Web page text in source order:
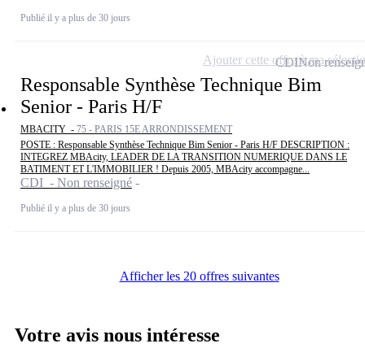
Publié il y a plus de 30 jours
Responsable Synthèse Technique Bim
Senior - Paris H/F
MBACITY - 75 - PARIS 15E ARRONDISSEMENT
POSTE : Responsable Synthèse Technique Bim Senior - Paris H/F DESCRIPTION :
INTEGREZ MBAcity, LEADER DE LA TRANSITION NUMERIQUE DANS LE
BATIMENT ET L'IMMOBILIER ! Depuis 2005, MBAcity accompagne...
CDI - Non renseigné
Publié il y a plus de 30 jours
CDINon
Ajouter cette offre à ma
Afficher les 20 offres suivantes
Votre avis nous intéresse